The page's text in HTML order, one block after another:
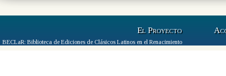
El Proyecto
BECLaR: Biblioteca de Ediciones de Clásicos Latinos en el Renacimiento